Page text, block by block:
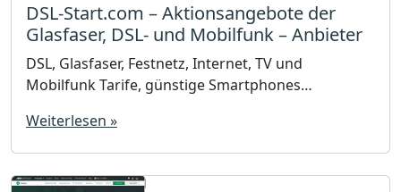
DSL-Start.com – Aktionsangebote der
Glasfaser, DSL- und Mobilfunk – Anbieter
DSL, Glasfaser, Festnetz, Internet, TV und
Mobilfunk Tarife, günstige Smartphones
Aktionen verschiedener Anbieter, Telekom, O2,
congstar, 1&1, Vodafone
Weiterlesen »